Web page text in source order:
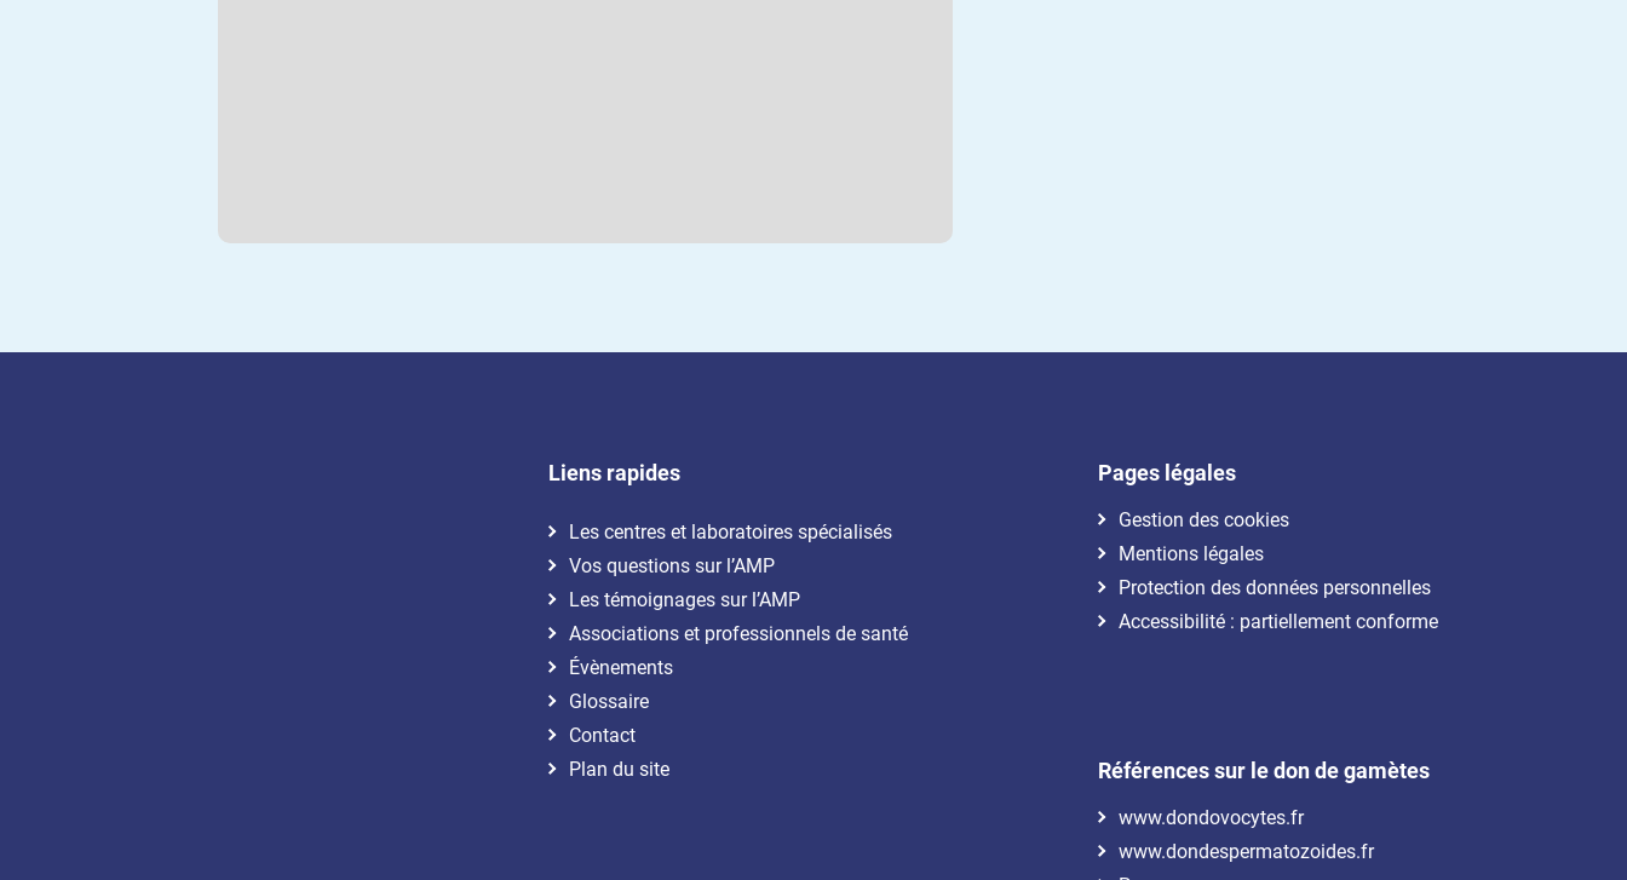
Liens rapides
Les centres et laboratoires spécialisés
Vos questions sur l’AMP
Les témoignages sur l’AMP
Associations et professionnels de santé
Évènements
Glossaire
Contact
Plan du site
Pages légales
Gestion des cookies
Mentions légales
Protection des données personnelles
Accessibilité : partiellement conforme
Références sur le don de gamètes
www.dondovocytes.fr
www.dondespermatozoides.fr